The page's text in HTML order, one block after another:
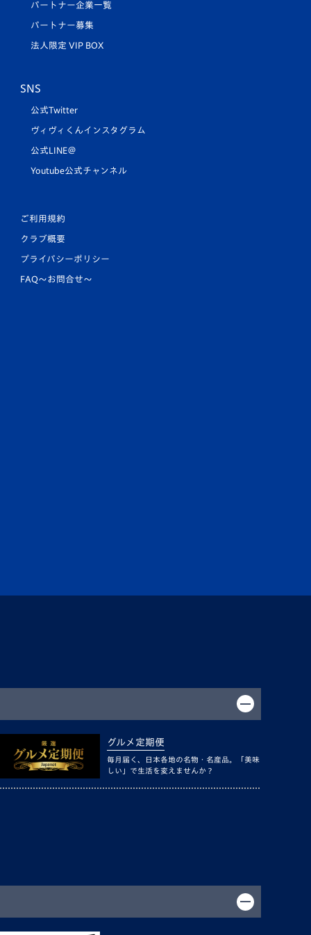
パートナー企業一覧
パートナー募集
法人限定 VIP BOX
SNS
公式Twitter
ヴィヴィくんインスタグラム
公式LINE＠
Youtube公式チャンネル
ご利用規約
クラブ概要
プライバシーポリシー
FAQ〜お問合せ〜
グルメ定期便
毎月届く、日本各地の名物・名産品。「美味
しい」で生活を変えませんか？